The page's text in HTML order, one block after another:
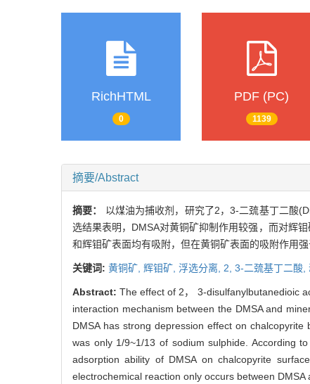
RichHTML
0
PDF (PC)
1139
摘要/Abstract
摘要： 以煤油为捕收剂，研究了2，3-二巯基丁二酸
选结果表明，DMSA对黄铜矿抑制作用较强，而对辉
和辉钼矿表面均有吸附，但在黄铜矿表面的吸附作用
关键词: 黄铜矿, 辉钼矿, 浮选分离, 2, 3-二巯基丁二酸,
Abstract:The effect of 2， 3-disulfanylbutanedioic
interaction mechanism between the DMSA and
DMSA has strong depression effect on
was only 1/9~1/13 of sodium sulphide. According
adsorption ability of DMSA on chalcopyrite
electrochemical reaction only occurs between